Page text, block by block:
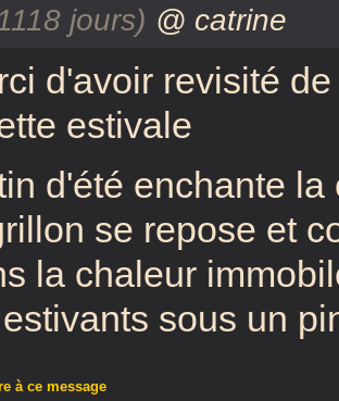
jours) @ catrine
d'avoir revisité
estivale
d'été enchante
se repose et
la chaleur
sous un
à ce message